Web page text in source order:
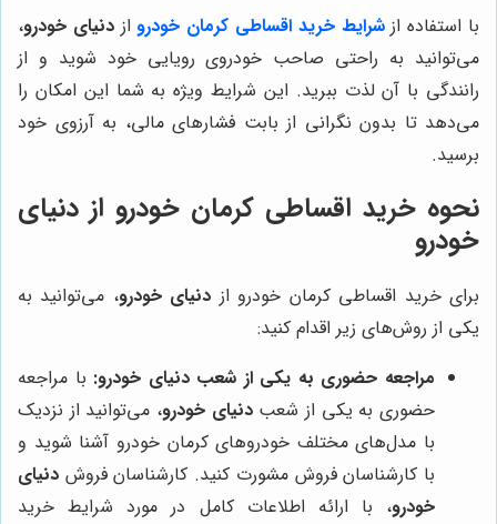
با استفاده ازشرایط خرید اقساطی کرمان خودروازدنیای خودرو،
می‌توانید به راحتی صاحب خودروی رویایی خود شوید و از
رانندگی با آن لذت ببرید. این شرایط ویژه به شما این امکان را
می‌دهد تا بدون نگرانی از بابت فشارهای مالی، به آرزوی خود
برسید.
نحوه خرید اقساطی کرمان خودرو از دنیای
خودرو
برای خرید اقساطی کرمان خودرو از دنیای خودرو، می‌توانید به
یکی از روش‌های زیر اقدام کنید:
مراجعه حضوری به یکی از شعبدنیای خودرو: با مراجعه
حضوری به یکی از شعبدنیای خودرو، می‌توانید از نزدیک
با مدل‌های مختلف خودروهای کرمان خودرو آشنا شوید و
با کارشناسان فروش مشورت کنید. کارشناسان فروش دنیای
خودرو، با ارائه اطلاعات کامل در مورد شرایط خرید